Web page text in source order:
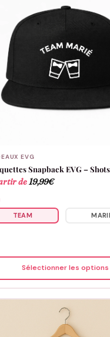
EVG
Snapback EVG – Shots
de 19,99€
TEAM
Sélectionner les options